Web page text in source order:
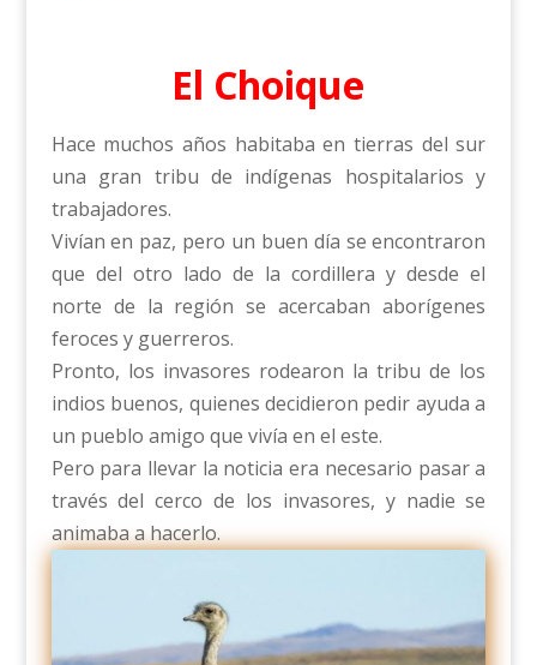
El Choique
Hace muchos años habitaba en tierras del sur
una gran tribu de indígenas hospitalarios y
trabajadores.
Vivían en paz, pero un buen día se encontraron
que del otro lado de la cordillera y desde el
norte de la región se acercaban aborígenes
feroces y guerreros.
Pronto, los invasores rodearon la tribu de los
indios buenos, quienes decidieron pedir ayuda a
un pueblo amigo que vivía en el este.
Pero para llevar la noticia era necesario pasar a
través del cerco de los invasores, y nadie se
animaba a hacerlo.